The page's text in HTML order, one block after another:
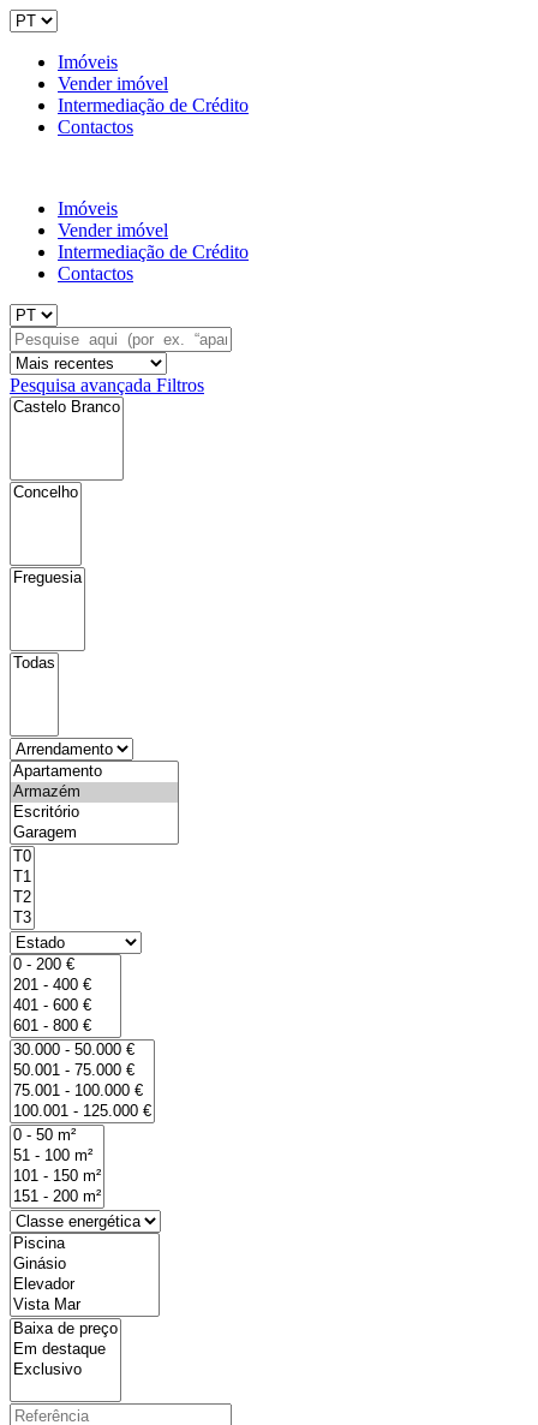
Imóveis
Vender imóvel
Intermediação de Crédito
Contactos
Imóveis
Vender imóvel
Intermediação de Crédito
Contactos
Pesquisa avançada Filtros